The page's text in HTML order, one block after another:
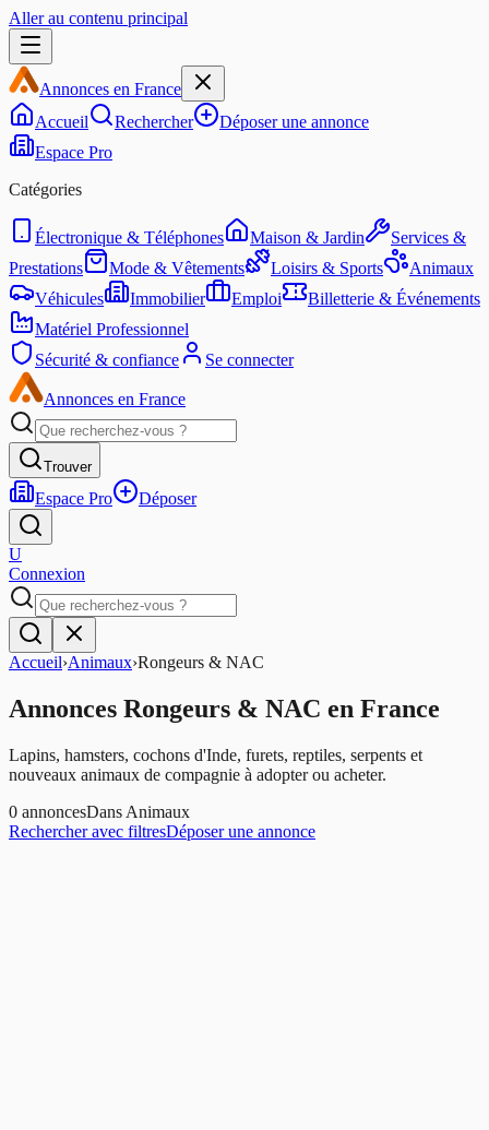
Aller au contenu principal
Annonces en France
Accueil
Rechercher
Déposer une annonce
Espace Pro
Catégories
Électronique & Téléphones Maison & Jardin
Services &
Prestations
Mode & Vêtements Loisirs & Sports
Animaux
Véhicules
Immobilier Emploi
Billetterie & Événements
Matériel Professionnel
Sécurité & confiance
Se connecter
Annonces en France
Trouver
Espace Pro Déposer
U
Connexion
Accueil›Animaux›Rongeurs & NAC
Annonces Rongeurs & NAC en France
Lapins, hamsters, cochons d'Inde, furets, reptiles, serpents et
nouveaux animaux de compagnie à adopter ou acheter.
0 annoncesDans Animaux
Rechercher avec filtresDéposer une annonce